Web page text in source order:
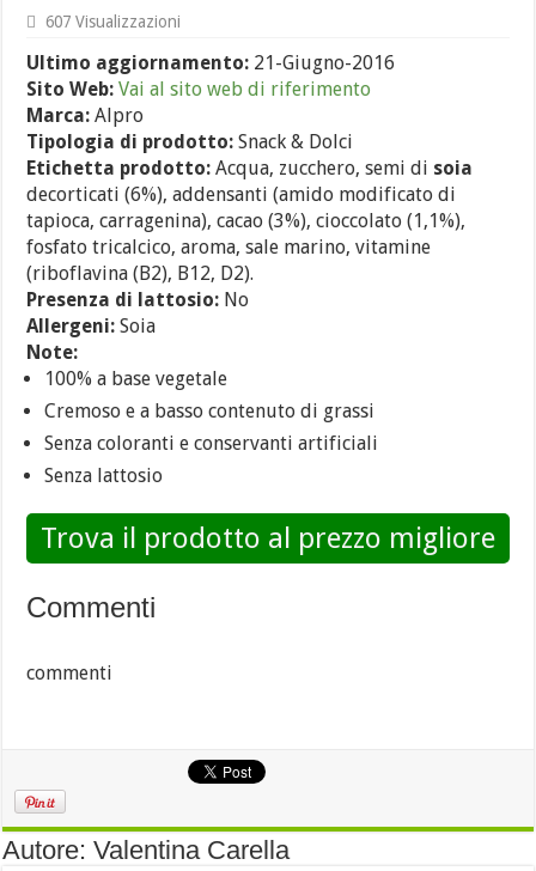
607 Visualizzazioni
Ultimo aggiornamento: 21-Giugno-2016
Sito Web: Vai al sito web di riferimento
Marca: Alpro
Tipologia di prodotto: Snack & Dolci
Etichetta prodotto: Acqua, zucchero, semi di soia
decorticati (6%), addensanti (amido modificato di
tapioca, carragenina), cacao (3%), cioccolato (1,1%),
fosfato tricalcico, aroma, sale marino, vitamine
(riboflavina (B2), B12, D2).
Presenza di lattosio: No
Allergeni: Soia
Note:
100% a base vegetale
Cremoso e a basso contenuto di grassi
Senza coloranti e conservanti artificiali
Senza lattosio
Trova il prodotto al prezzo migliore
Commenti
commenti
Autore: Valentina Carella